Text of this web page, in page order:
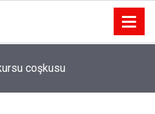
coşkusu